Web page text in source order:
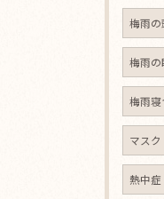
梅雨の
梅雨の
梅雨寝
マスク
熱中症